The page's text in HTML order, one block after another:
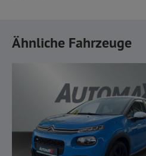
Ähnliche Fahrzeuge